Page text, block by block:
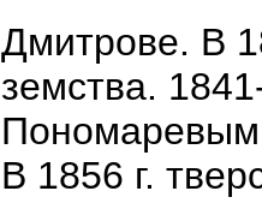
Дмитрове. В
земства.
В 1856 г.